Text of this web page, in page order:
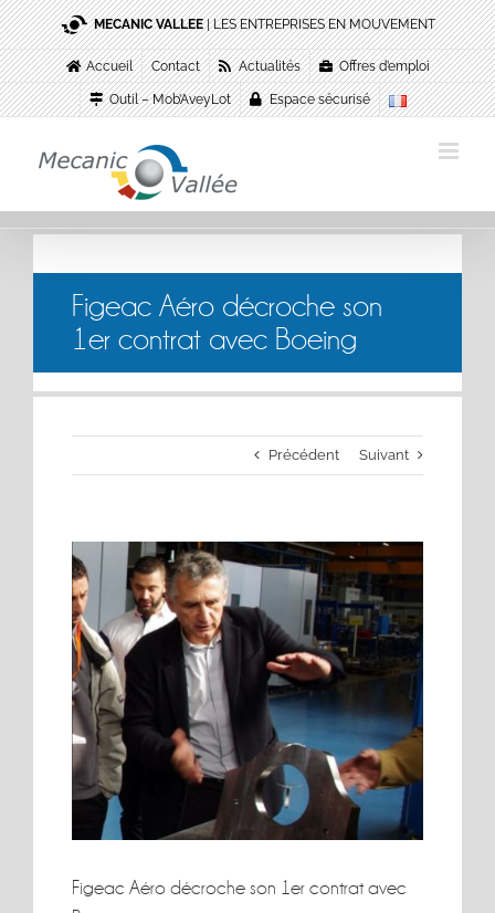
Passer
au
contenu
MECANIC VALLEE| LES ENTREPRISES EN MOUVEMENT
Accueil Contact Actualités Offres d’emploi
Outil – Mob’AveyLot Espace sécurisé
Figeac Aéro décroche son
1er contrat avec Boeing
Précédent Suivant
Voir
l'image
agrandie
Figeac Aéro décroche son 1er contrat avec